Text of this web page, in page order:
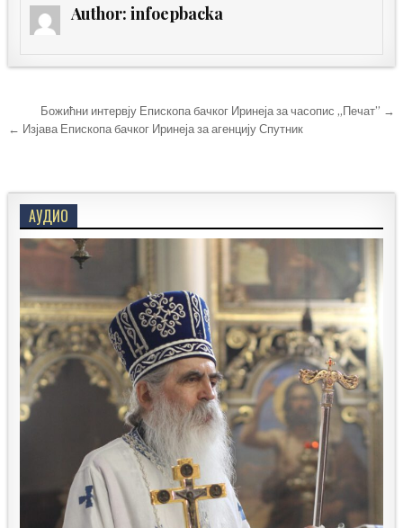
Author:infoepbacka
Кретање
чланка
Божићни интервју Епископа бачког Иринеја за часопис „Печат” →
← Изјава Епископа бачког Иринеја за агенцију Спутник
АУДИО